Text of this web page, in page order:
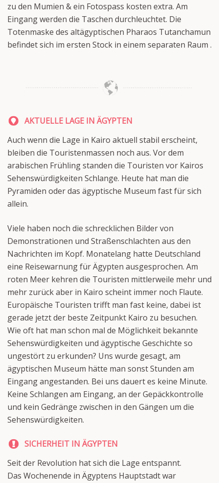
zu den Mumien & ein Fotospass kosten extra. Am
Eingang werden die Taschen durchleuchtet. Die
Totenmaske des altägyptischen Pharaos Tutanchamun
befindet sich im ersten Stock in einem separaten Raum .
AKTUELLE LAGE IN ÄGYPTEN
Auch wenn die Lage in Kairo aktuell stabil erscheint,
bleiben die Touristenmassen noch aus. Vor dem
arabischen Frühling standen die Touristen vor Kairos
Sehenswürdigkeiten Schlange. Heute hat man die
Pyramiden oder das ägyptische Museum fast für sich
allein.
Viele haben noch die schrecklichen Bilder von
Demonstrationen und Straßenschlachten aus den
Nachrichten im Kopf. Monatelang hatte Deutschland
eine Reisewarnung für Ägypten ausgesprochen. Am
roten Meer kehren die Touristen mittlerweile mehr und
mehr zurück aber in Kairo scheint immer noch Flaute.
Europäische Touristen trifft man fast keine, dabei ist
gerade jetzt der beste Zeitpunkt Kairo zu besuchen.
Wie oft hat man schon mal de Möglichkeit bekannte
Sehenswürdigkeiten und ägyptische Geschichte so
ungestört zu erkunden? Uns wurde gesagt, am
ägyptischen Museum hätte man sonst Stunden am
Eingang angestanden. Bei uns dauert es keine Minute.
Keine Schlangen am Eingang, an der Gepäckkontrolle
und kein Gedränge zwischen in den Gängen um die
Sehenswürdigkeiten.
SICHERHEIT IN ÄGYPTEN
Seit der Revolution hat sich die Lage entspannt.
Das Wochenende in Ägyptens Hauptstadt war